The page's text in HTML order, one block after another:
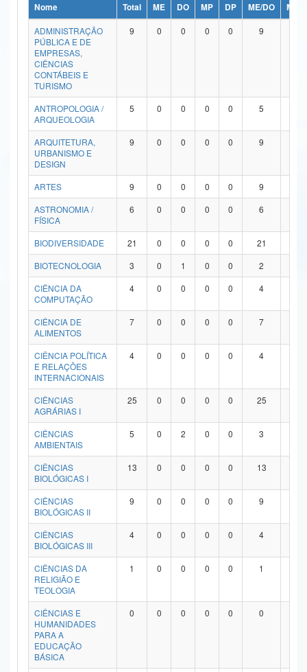
Ministério da Ciência, Tecnologia, Inovações e Comunicações
Ministério do Meio Ambiente
Ministério do Turismo
Ministério do Desenvolvimento Regional
Controladoria-Geral da União
Ministério da Mulher, da Família e dos Direitos Humanos
Secretaria de Governo
Advocacia-Geral da União
Banco Central do Brasil
Nome Total ME DO MP DP ME/DO
MP/
ADMINISTRAÇÃO
PÚBLICA E DE
EMPRESAS,
CIÊNCIAS
CONTÁBEIS E
TURISMO
9 0 0 0 0 9
ANTROPOLOGIA /
ARQUEOLOGIA
5 0 0 0 0 5
ARQUITETURA,
URBANISMO E
DESIGN
9 0 0 0 0 9
ARTES 9 0 0 0 0 9
ASTRONOMIA /
FÍSICA
6 0 0 0 0 6
BIODIVERSIDADE 21 0 0 0 0 21
BIOTECNOLOGIA
3 0 1 0 0 2
CIÊNCIA DA
COMPUTAÇÃO
4 0 0 0 0 4
CIÊNCIA DE
ALIMENTOS
7 0 0 0 0 7
CIÊNCIA POLÍTICA
E RELAÇÕES
INTERNACIONAIS
4 0 0 0 0 4
CIÊNCIAS
AGRÁRIAS I
25 0 0 0 0 25
CIÊNCIAS
AMBIENTAIS
5 0 2 0 0 3
CIÊNCIAS
BIOLÓGICAS I
13 0 0 0 0 13
CIÊNCIAS
BIOLÓGICAS II
9 0 0 0 0 9
CIÊNCIAS
BIOLÓGICAS III
4 0 0 0 0 4
CIÊNCIAS DA
RELIGIÃO E
TEOLOGIA
1 0 0 0 0 1
CIÊNCIAS E
HUMANIDADES
PARA A
EDUCAÇÃO
BÁSICA
0 0 0 0 0 0